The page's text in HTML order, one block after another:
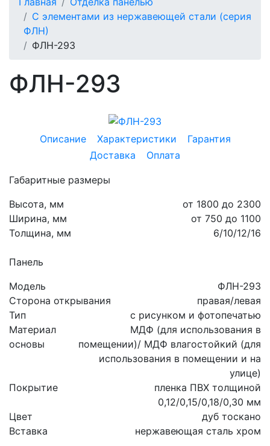
С элементами из нержавеющей стали (серия
ФЛН)
ФЛН-293
ФЛН-293
Описание Характеристики
Гарантия
Доставка
Оплата
Габаритные размеры
Высота, мм
от 1800 до 2300
Ширина, мм
от 750 до 1100
Толщина, мм
6/10/12/16
Панель
Модель
ФЛН-293
Сторона открывания
правая/левая
Тип
с рисунком и фотопечатью
Материал
основы
МДФ (для использования в
помещении)/ МДФ влагостойкий (для
использования в помещении и на
улице)
Покрытие
пленка ПВХ толщиной
0,12/0,15/0,18/0,30 мм
Цвет
дуб тоскано
Вставка
нержавеющая сталь хром